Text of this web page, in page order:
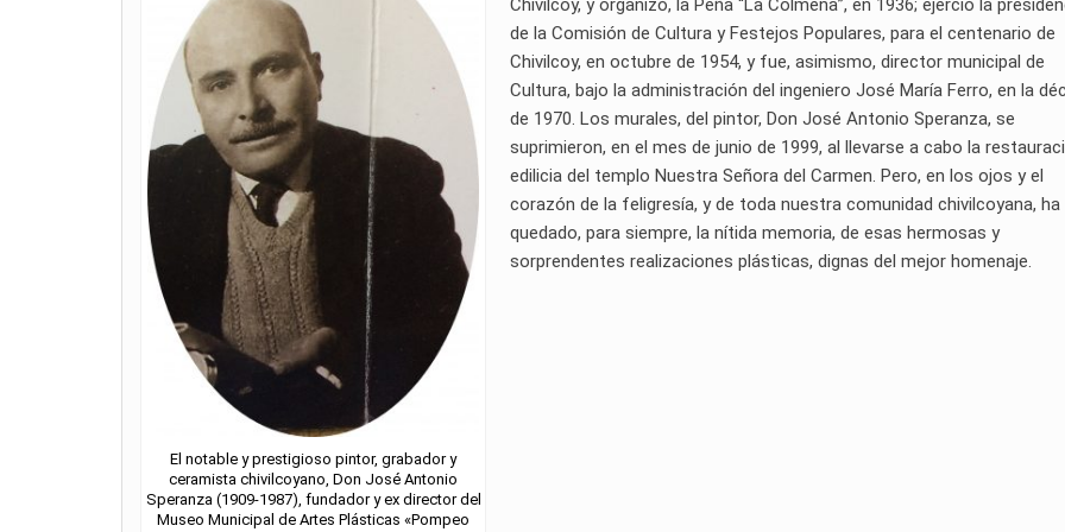
El notable y prestigioso pintor, grabador y
ceramista chivilcoyano, Don José Antonio
Speranza (1909-1987), fundador y ex director del
Museo Municipal de Artes Plásticas «Pompeo
Chivilcoy, y organizó, la Peña “La Colmena”, en 1936; ejerció la
de la Comisión de Cultura y Festejos Populares, para el centenario de
Chivilcoy, en octubre de 1954, y fue, asimismo, director municipal de
Cultura, bajo la administración del ingeniero José María Ferro, en la
de 1970. Los murales, del pintor, Don José Antonio Speranza, se
suprimieron, en el mes de junio de 1999, al llevarse a cabo la
edilicia del templo Nuestra Señora del Carmen. Pero, en los ojos y el
corazón de la feligresía, y de toda nuestra comunidad chivilcoyana, ha
quedado, para siempre, la nítida memoria, de esas hermosas y
sorprendentes realizaciones plásticas, dignas del mejor homenaje.